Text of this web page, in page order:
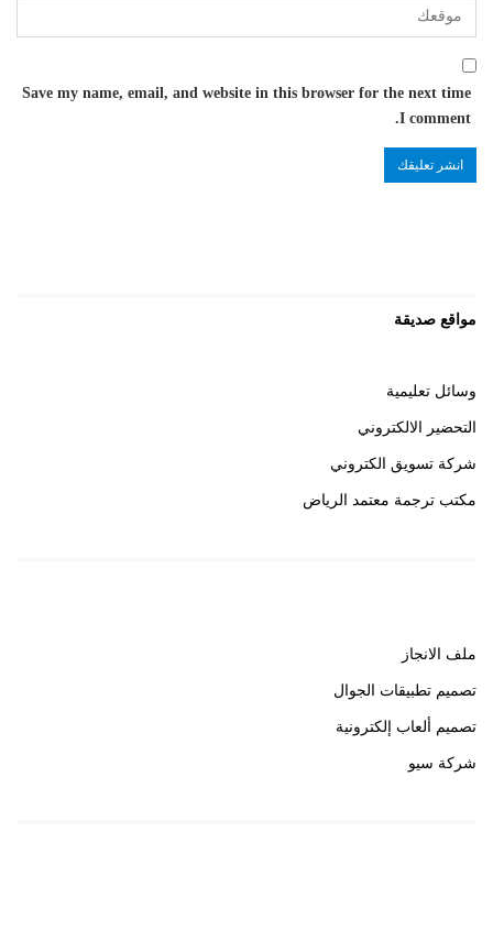
Save my name, email, and website in this browser for the next time
I comment.
مواقع صديقة
وسائل تعليمية
التحضير الالكتروني
شركة تسويق الكتروني
مكتب ترجمة معتمد الرياض
ملف الانجاز
تصميم تطبيقات الجوال
تصميم ألعاب إلكترونية
شركة سيو